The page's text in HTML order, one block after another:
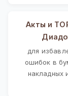
Акты и
для
ошибок в
накладных